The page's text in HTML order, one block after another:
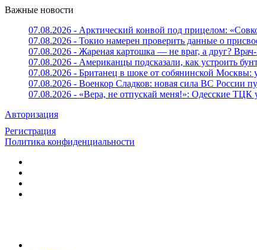
Важные новости
07.08.2026 - Арктический конвой под прицелом:
07.08.2026 - Токио намерен проверить данные о
07.08.2026 - Жареная картошка — не враг, а друг?
07.08.2026 - Американцы подсказали, как устроить
07.08.2026 - Британец в шоке от собянинской Москвы:
07.08.2026 - Военкор Сладков: новая сила ВС России
07.08.2026 - «Вера, не отпускай меня!»: Одесские ТЦК
Авторизация
Регистрация
Политика конфиденциальности